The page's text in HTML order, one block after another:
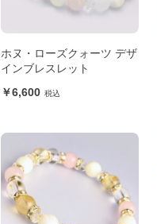
ホヌ・ローズクォーツ デザ
インブレスレット
6,600